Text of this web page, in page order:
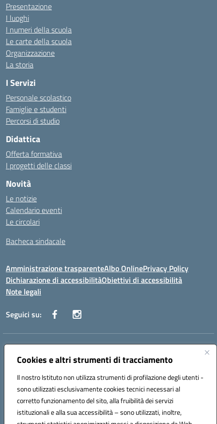
Cookies e altri strumenti di tracciamento
Il nostro Istituto non utilizza strumenti di profilazione degli utenti -
sono utilizzati esclusivamente cookies tecnici necessari al
corretto funzionamento del sito, alla fruibilità dei servizi
istituzionali e alla sua accessibilità – sono utilizzati, inoltre,
Presentazione
I luoghi
I numeri della scuola
Le carte della scuola
Organizzazione
La storia
I Servizi
Personale scolastico
Famiglie e studenti
Percorsi di studio
Didattica
Offerta formativa
I progetti delle classi
Novità
Le notizie
Calendario eventi
Le circolari
Bacheca sindacale
Amministrazione trasparenteAlbo OnlinePrivacy Policy
Dichiarazione di accessibilitàObiettivi di accessibilità
Note legali
Seguici su:
Indirizzo:
Centralino:0924 534873 Salemi - 0924534879 Partanna
Posta elettronica certificata (PEC):tpis002005@pec.istruzione.it
Codice fiscale: 90000320813
Codice meccanografico: TPIS002005